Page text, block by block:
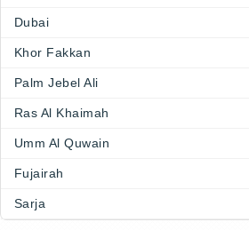
Dubai
Khor Fakkan
Palm Jebel Ali
Ras Al Khaimah
Umm Al Quwain
Fujairah
Sarja